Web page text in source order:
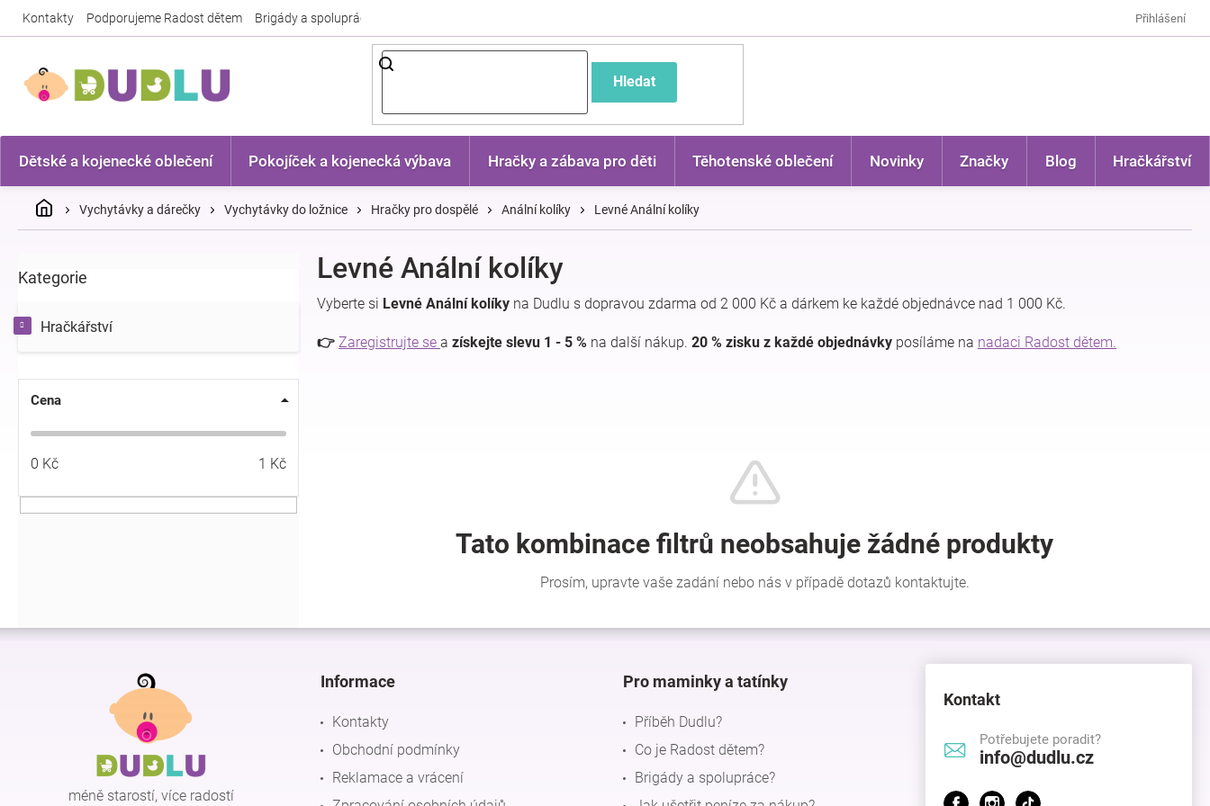
Kontakty Podporujeme Radost dětem Brigády a spolupráce Přihlášení
Hledat
Dětské a kojenecké oblečení Pokojíček a kojenecká výbava Hračky a zábava pro děti Těhotenské oblečení Novinky Značky Blog Hračkářství
DomůVychytávky a dárečky Vychytávky do ložnice Hračky pro dospělé Anální kolíky Levné Anální kolíky
o
t
r
n
e
l
Přeskočit
Kategorie
Hračkářství
Cena
0 Kč 1 Kč
Levné Anální kolíky
Vyberte si Levné Anální kolíky na Dudlu s dopravou zdarma od 2 000 Kč a dárkem ke každé objednávce nad 1 000 Kč.
👉 Zaregistrujte se a získejte slevu 1 - 5 % na další nákup. 20 % zisku z každé objednávky posíláme na nadaci Radost dětem.
Z
méně starostí, více radostí
Informace
Kontakty
Obchodní podmínky
Reklamace a vrácení
Pro maminky a tatínky
Příběh Dudlu?
Co je Radost dětem?
Brigády a spolupráce?
Kontakt
Potřebujete poradit?
info@dudlu.cz